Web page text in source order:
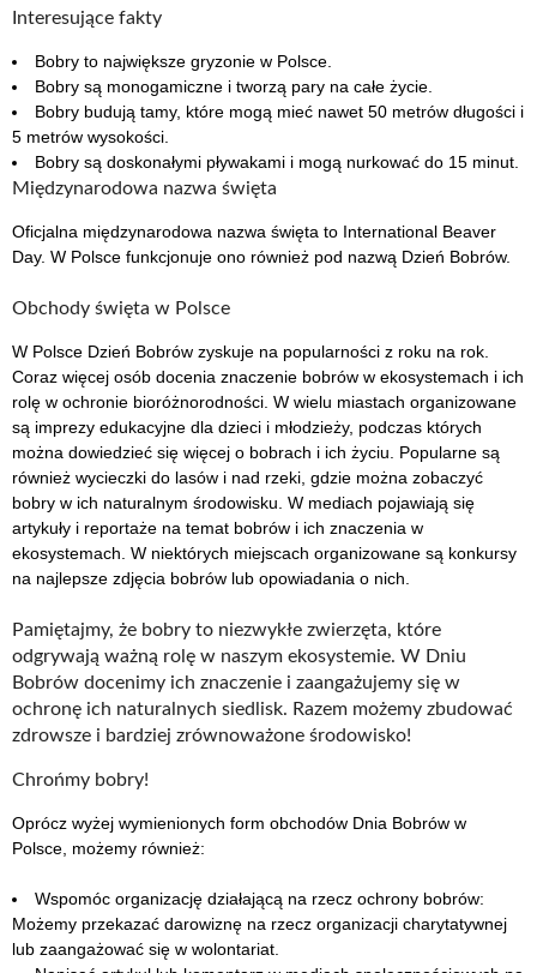
Interesujące fakty
Bobry to największe gryzonie w Polsce.
Bobry są monogamiczne i tworzą pary na całe życie.
Bobry budują tamy, które mogą mieć nawet 50 metrów długości i
5 metrów wysokości.
Bobry są doskonałymi pływakami i mogą nurkować do 15 minut.
Międzynarodowa nazwa święta
Oficjalna międzynarodowa nazwa święta to International Beaver
Day. W Polsce funkcjonuje ono również pod nazwą Dzień Bobrów.
Obchody święta w Polsce
W Polsce Dzień Bobrów zyskuje na popularności z roku na rok.
Coraz więcej osób docenia znaczenie bobrów w ekosystemach i ich
rolę w ochronie bioróżnorodności. W wielu miastach organizowane
są imprezy edukacyjne dla dzieci i młodzieży, podczas których
można dowiedzieć się więcej o bobrach i ich życiu. Popularne są
również wycieczki do lasów i nad rzeki, gdzie można zobaczyć
bobry w ich naturalnym środowisku. W mediach pojawiają się
artykuły i reportaże na temat bobrów i ich znaczenia w
ekosystemach. W niektórych miejscach organizowane są konkursy
na najlepsze zdjęcia bobrów lub opowiadania o nich.
Pamiętajmy, że bobry to niezwykłe zwierzęta, które
odgrywają ważną rolę w naszym ekosystemie. W Dniu
Bobrów docenimy ich znaczenie i zaangażujemy się w
ochronę ich naturalnych siedlisk. Razem możemy zbudować
zdrowsze i bardziej zrównoważone środowisko!
Chrońmy bobry!
Oprócz wyżej wymienionych form obchodów Dnia Bobrów w
Polsce, możemy również:
Wspomóc organizację działającą na rzecz ochrony bobrów:
Możemy przekazać darowiznę na rzecz organizacji charytatywnej
lub zaangażować się w wolontariat.